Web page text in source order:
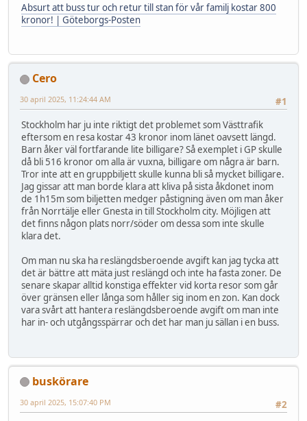
Absurt att buss tur och retur till stan för vår familj kostar 800
kronor! | Göteborgs-Posten
Cero
#1
30 april 2025, 11:24:44 AM
Stockholm har ju inte riktigt det problemet som Västtrafik
eftersom en resa kostar 43 kronor inom länet oavsett längd.
Barn åker väl fortfarande lite billigare? Så exemplet i GP skulle
då bli 516 kronor om alla är vuxna, billigare om några är barn.
Tror inte att en gruppbiljett skulle kunna bli så mycket billigare.
Jag gissar att man borde klara att kliva på sista åkdonet inom
de 1h15m som biljetten medger påstigning även om man åker
från Norrtälje eller Gnesta in till Stockholm city. Möjligen att
det finns någon plats norr/söder om dessa som inte skulle
klara det.
Om man nu ska ha reslängdsberoende avgift kan jag tycka att
det är bättre att mäta just reslängd och inte ha fasta zoner. De
senare skapar alltid konstiga effekter vid korta resor som går
över gränsen eller långa som håller sig inom en zon. Kan dock
vara svårt att hantera reslängdsberoende avgift om man inte
har in- och utgångsspärrar och det har man ju sällan i en buss.
buskörare
#2
30 april 2025, 15:07:40 PM